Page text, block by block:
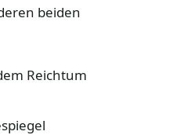
beiden
Reichtum